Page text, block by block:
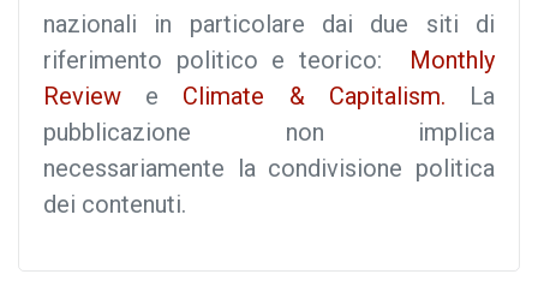
nazionali in particolare dai due siti di
riferimento politico e teorico: Monthly
Review e Climate & Capitalism. La
pubblicazione non implica
necessariamente la condivisione politica
dei contenuti.